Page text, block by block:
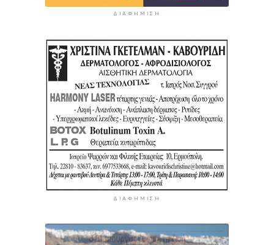
ΔΙΑΦΉΜΙΣΗ
ΔΙΑΦΉΜΙΣΗ